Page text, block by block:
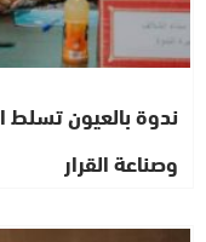
ندوة بالعيون تسلط
وصناعة القرار